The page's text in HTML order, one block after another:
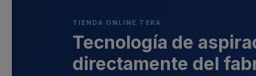
TIENDA ONLINE TEKA
Tecnología de
directamente del